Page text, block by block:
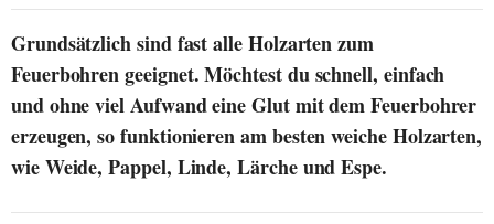
Grundsätzlich sind fast alle Holzarten zum
Feuerbohren geeignet. Möchtest du schnell, einfach
und ohne viel Aufwand eine Glut mit dem Feuerbohrer
erzeugen, so funktionieren am besten weiche Holzarten,
wie Weide, Pappel, Linde, Lärche und Espe.